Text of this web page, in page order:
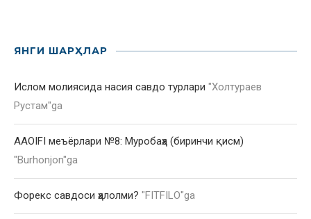
ЯНГИ ШАРҲЛАР
Ислом молиясида насия савдо турлари "Холтураев
Рустам"ga
AAOIFI меъёрлари №8: Муробаҳа (биринчи қисм)
"Burhonjon"ga
Форекс савдоси ҳалолми? "FITFILO"ga